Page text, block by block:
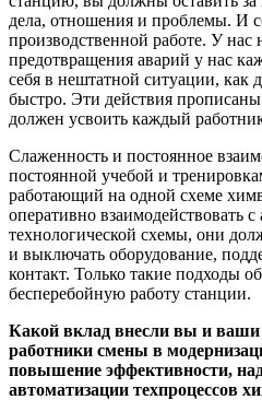
дела, отношения и проблемы. И
производственной работе. У нас
предотвращения аварий у нас
себя в нештатной ситуации, как
быстро. Эти действия
должен усвоить каждый
Слаженность и постоянное
постоянной учебой и
работающий на одной схеме
оперативно взаимодействовать
технологической схемы, они
и выключать оборудование,
контакт. Только такие подходы
бесперебойную работу станции.
Какой вклад внесли вы и ваши
работники смены в
повышение эффективности,
автоматизации техпроцессов